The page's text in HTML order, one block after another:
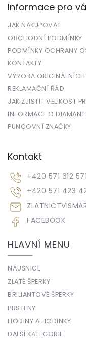
Informace pro
JAK NAKUPOVAT
OBCHODNÍ PODMÍNKY
PODMÍNKY OCHRANY
KONTAKTY
VÝROBA ORIGINÁLNÍCH
REKLAMAČNÍ ŘÁD
JAK ZJISTIT VELIKOST
INFORMACE O
PUNCOVNÍ ZNAČKY
Kontakt
+420 571 612 571
+420 571 423
FACEBOOK
HLAVNÍ MENU
NÁUŠNICE
ZLATÉ ŠPERKY
BRILIANTOVÉ ŠPERKY
PRSTENY
HODINY A HODINKY
DALŠÍ KATEGORIE